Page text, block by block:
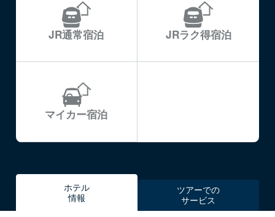
JR通常宿泊 JRラク得宿泊
マイカー宿泊
ホテル
情報
ツアーでの
サービス